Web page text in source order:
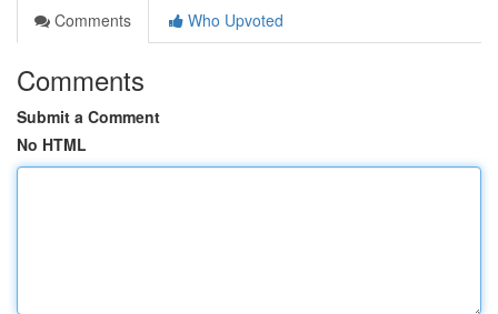
Comments
Who Upvoted
Comments
Submit a Comment
No HTML